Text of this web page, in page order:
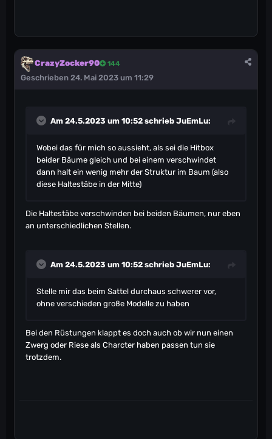
CrazyZocker90 144
Geschrieben 24. Mai 2023 um 11:29
Am 24.5.2023 um 10:52 schrieb JuEmLu:
Wobei das für mich so aussieht, als sei die Hitbox
beider Bäume gleich und bei einem verschwindet
dann halt ein wenig mehr der Struktur im Baum (also
diese Haltestäbe in der Mitte)
Die Haltestäbe verschwinden bei beiden Bäumen, nur eben
an unterschiedlichen Stellen.
Am 24.5.2023 um 10:52 schrieb JuEmLu:
Stelle mir das beim Sattel durchaus schwerer vor,
ohne verschieden große Modelle zu haben
Bei den Rüstungen klappt es doch auch ob wir nun einen
Zwerg oder Riese als Charcter haben passen tun sie
trotzdem.